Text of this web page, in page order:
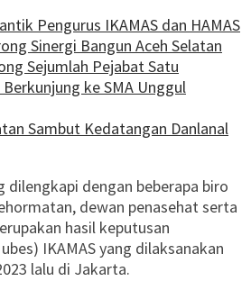
Pengurus IKAMAS dan HAMAS
Sinergi Bangun Aceh Selatan
Sejumlah Pejabat Satu
ke SMA Unggul
Sambut Kedatangan Danlanal
dilengkapi dengan beberapa biro
dewan penasehat serta
hasil keputusan
IKAMAS yang dilaksanakan
lalu di Jakarta.